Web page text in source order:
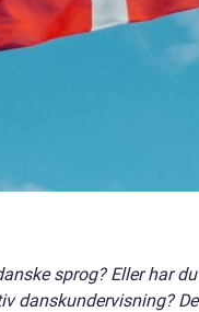
sprog? Eller har
danskundervisning?